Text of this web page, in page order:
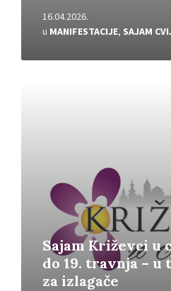
16.04.2026.
u MANIFESTACIJE, SAJAM
Sajam Križevci u
do 19. travnja –
za izlagače